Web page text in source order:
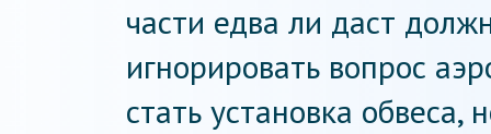
части едва ли даст
игнорировать вопрос
стать установка